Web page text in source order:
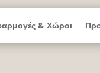
& Χώροι